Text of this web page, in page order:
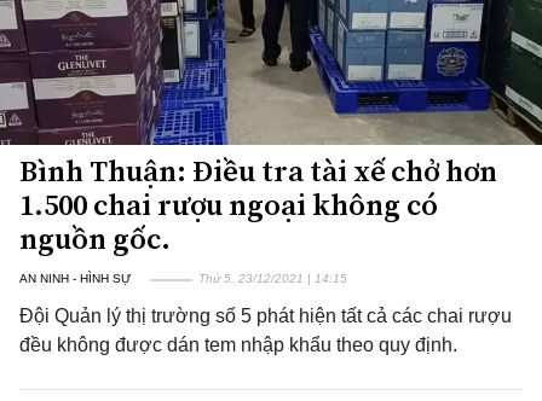
Bình Thuận: Điều tra tài xế chở hơn
1.500 chai rượu ngoại không có
nguồn gốc.
AN NINH - HÌNH SỰ Thứ 5, 23/12/2021 | 14:15
Đội Quản lý thị trường số 5 phát hiện tất cả các chai rượu
đều không được dán tem nhập khẩu theo quy định.